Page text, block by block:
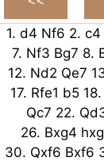
1. d4 Nf6 2. c4
7. Nf3 Bg7 8.
12. Nd2 Qe7
17. Rfe1 b5 18.
Qc7 22.
26. Bxg4
30. Qxf6 Bxf6